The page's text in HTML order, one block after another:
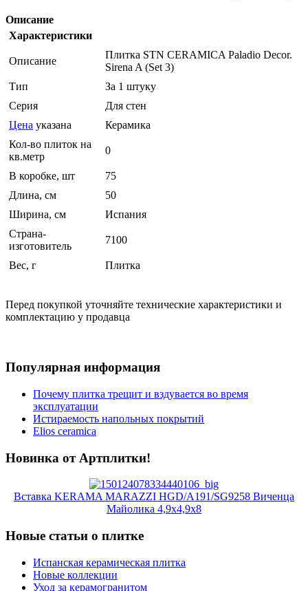
Описание
Характеристики
Описание
Плитка STN CERAMICA Paladio Decor.
Sirena A (Set 3)
Тип
За 1 штуку
Серия
Для стен
Цена указана
Керамика
Кол-во плиток на
кв.метр
0
В коробке, шт
75
Длина, см
50
Ширина, см
Испания
Страна-
изготовитель
7100
Вес, г Плитка
Перед покупкой уточняйте технические характеристики и
комплектацию у продавца
Популярная информация
Почему плитка трещит и вздувается во время
эксплуатации
Истираемость напольных покрытий
Elios ceramica
Новинка от Артплитки!
Вставка KERAMA MARAZZI HGD/A191/SG9258 Виченца
Майолика 4,9х4,9х8
Новые статьи о плитке
Испанская керамическая плитка
Новые коллекции
Уход за керамогранитом